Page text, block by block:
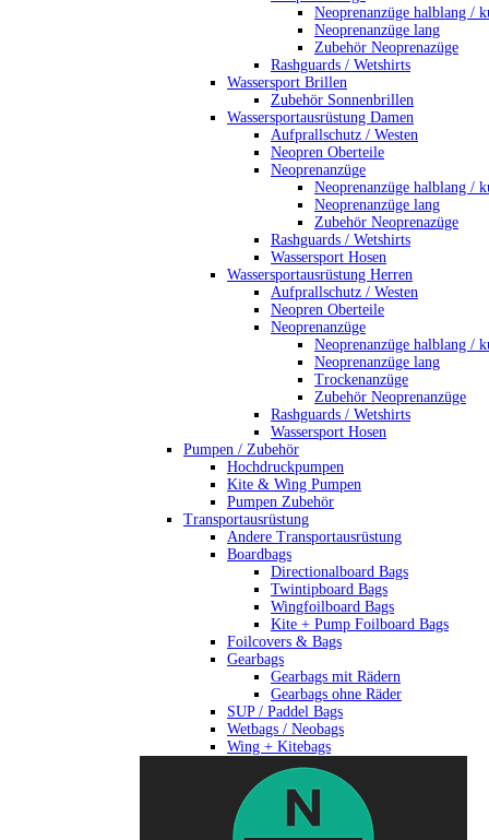
Neoprenanzüge halblang /
Neoprenanzüge lang
Zubehör Neoprenazüge
Rashguards / Wetshirts
Wassersport Brillen
Zubehör Sonnenbrillen
Wassersportausrüstung Damen
Aufprallschutz / Westen
Neopren Oberteile
Neoprenanzüge
Neoprenanzüge halblang /
Neoprenanzüge lang
Zubehör Neoprenazüge
Rashguards / Wetshirts
Wassersport Hosen
Wassersportausrüstung Herren
Aufprallschutz / Westen
Neopren Oberteile
Neoprenanzüge
Neoprenanzüge halblang /
Neoprenanzüge lang
Trockenanzüge
Zubehör Neoprenanzüge
Rashguards / Wetshirts
Wassersport Hosen
Pumpen / Zubehör
Hochdruckpumpen
Kite & Wing Pumpen
Pumpen Zubehör
Transportausrüstung
Andere Transportausrüstung
Boardbags
Directionalboard Bags
Twintipboard Bags
Wingfoilboard Bags
Kite + Pump Foilboard Bags
Foilcovers & Bags
Gearbags
Gearbags mit Rädern
Gearbags ohne Räder
SUP / Paddel Bags
Wetbags / Neobags
Wing + Kitebags